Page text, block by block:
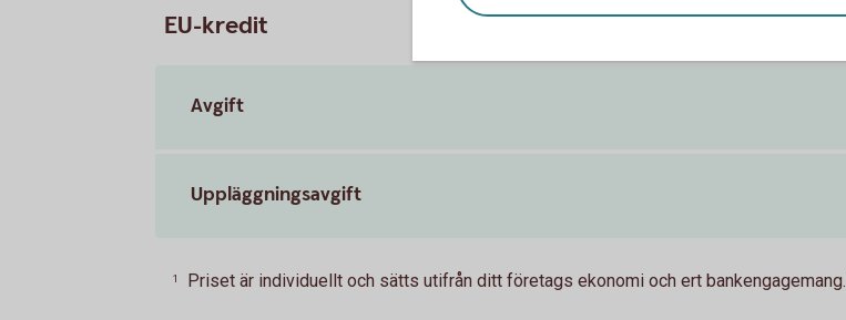
EU-kredit
Avgift
Uppläggningsavgift
1 Priset är individuellt och sätts utifrån ditt företags ekonomi och ert bankengagemang.